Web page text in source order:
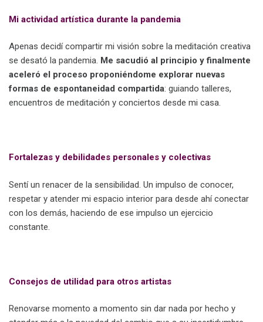
Mi actividad artística durante la pandemia
Apenas decidí compartir mi visión sobre la meditación creativa
se desató la pandemia. Me sacudió al principio y finalmente
aceleró el proceso proponiéndome explorar nuevas
formas de espontaneidad compartida: guiando talleres,
encuentros de meditación y conciertos desde mi casa.
Fortalezas y debilidades personales y colectivas
Sentí un renacer de la sensibilidad. Un impulso de conocer,
respetar y atender mi espacio interior para desde ahí conectar
con los demás, haciendo de ese impulso un ejercicio
constante.
Consejos de utilidad para otros artistas
Renovarse momento a momento sin dar nada por hecho y